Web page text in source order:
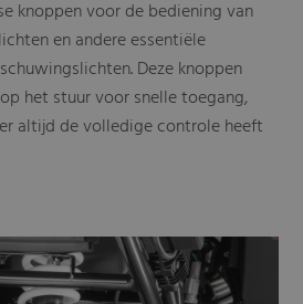
knoppen voor de bediening van
en andere essentiële
Deze knoppen
het stuur voor snelle toegang,
altijd de volledige controle heeft